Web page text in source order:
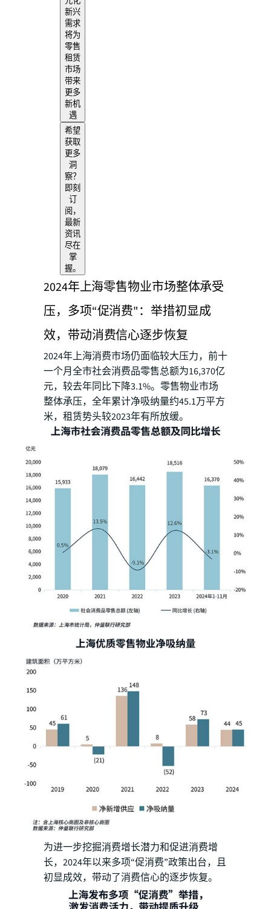
新兴
需求
将为
零售
租赁
市场
带来
更多
新机
遇
希望
获取
更多
洞
察？
即刻
订
阅，
最新
资讯
尽在
掌
握。
2024年上海零售物业市场整体承受
压，多项“促消费"：举措初显成
效，带动消费信心逐步恢复
2024年上海消费市场仍面临较大压力，前十
一个月全市社会消费品零售总额为16,370亿
元，较去年同比下降3.1%。零售物业市场
整体承压，全年累计净吸纳量约45.1万平方
米，租赁势头较2023年有所放缓。
为进一步挖掘消费增长潜力和促进消费增
长，2024年以来多项“促消费”政策出台，且
初显成效，带动了消费信心的逐步恢复。